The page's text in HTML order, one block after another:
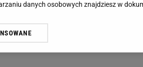
danych osobowych znajdziesz w
też zgodę na zainstalowanie i